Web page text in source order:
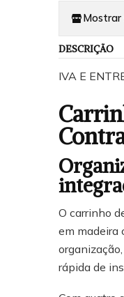
Mostrar
DESCRIÇÃO
IVA E
O carrinho
em madeira
rápida de